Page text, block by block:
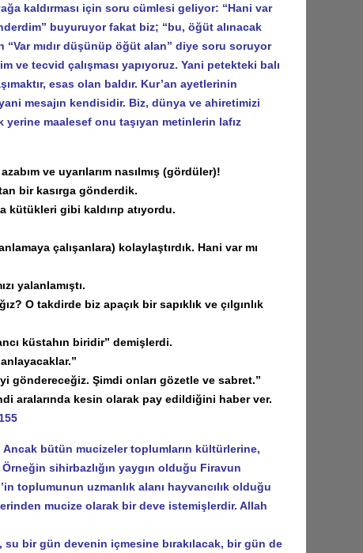
kaldırması için soru cümlesi geliyor: “Hani var
buyuruyor fakat biz; “bu, öğüt alınacak
mıdır düşünüp öğüt alan” diye soru soruyor
tecvid çalışması yapıyoruz. Yani petekteki balı
esas olan baldır. Kur’an ayetlerinin
mesajın kendisidir. Biz, dünya ve ahiretimizi
maalesef onu taşıyan metinlerin lafız
ve uyarılarım nasılmış (gördüler)!
bir kasırga gönderdik.
gibi kaldırıp atıyordu.
çalışanlara) kolaylaştırdık. Hani var mı
yalanlamıştı.
O takdirde biz apaçık bir sapıklık ve çılgınlık
küstahın biridir” demişlerdi.
Şimdi onları gözetle ve sabret.”
aralarında kesin olarak pay edildiğini haber ver.
bütün mucizeler toplumların kültürlerine,
sihirbazlığın yaygın olduğu Firavun
toplumunun uzmanlık alanı hayvancılık olduğu
mucize olarak bir deve istemişlerdir. Allah
bir gün devenin içmesine bırakılacak, bir gün de